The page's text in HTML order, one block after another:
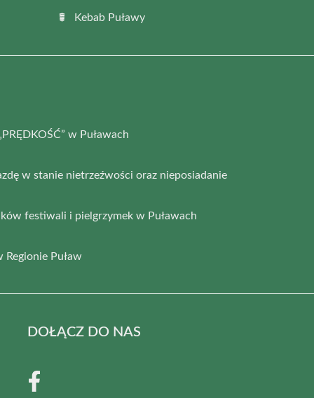
Kebab Puławy
w Puławach
w stanie nietrzeźwości oraz nieposiadanie
festiwali i pielgrzymek w Puławach
Puław
DOŁĄCZ DO NAS